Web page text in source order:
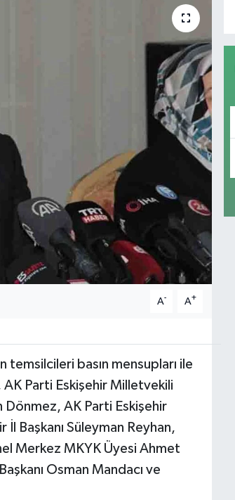
A- A+
basın mensupları ile
Parti Eskişehir Milletvekili
Dönmez, AK Parti Eskişehir
Başkanı Süleyman Reyhan,
Merkez MKYK Üyesi Ahmet
Osman Mandacı ve